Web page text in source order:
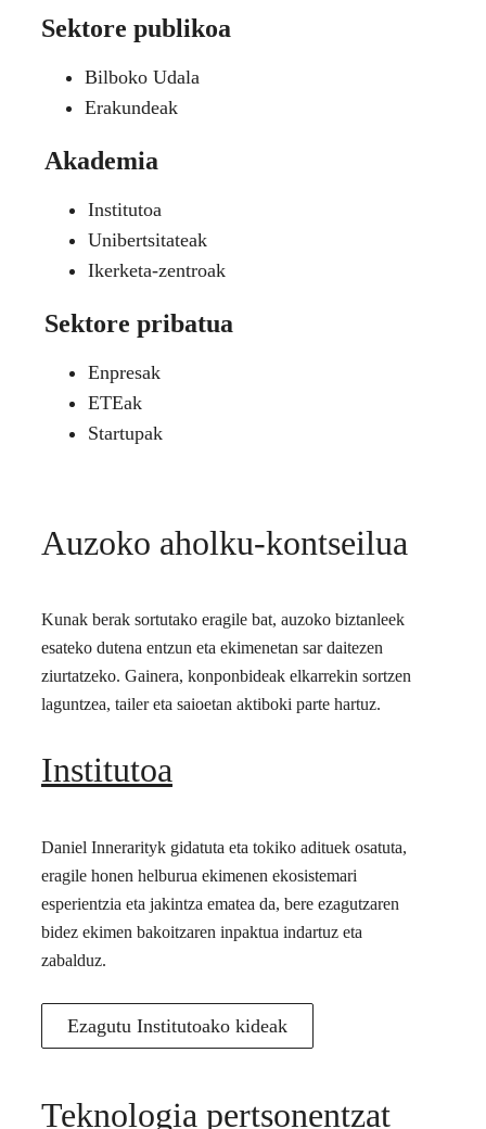
Sektore publikoa
Bilboko Udala
Erakundeak
Akademia
Institutoa
Unibertsitateak
Ikerketa-zentroak
Sektore pribatua
Enpresak
ETEak
Startupak
Auzoko aholku-kontseilua
Kunak berak sortutako eragile bat, auzoko biztanleek
esateko dutena entzun eta ekimenetan sar daitezen
ziurtatzeko. Gainera, konponbideak elkarrekin sortzen
laguntzea, tailer eta saioetan aktiboki parte hartuz.
Institutoa
Daniel Innerarityk gidatuta eta tokiko adituek osatuta,
eragile honen helburua ekimenen ekosistemari
esperientzia eta jakintza ematea da, bere ezagutzaren
bidez ekimen bakoitzaren inpaktua indartuz eta
zabalduz.
Ezagutu Institutoako kideak
Teknologia pertsonentzat